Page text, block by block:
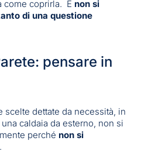
come coprirla. E non si
di una questione
pensare in
dettate da necessità, in
caldaia da esterno, non si
perché non si
.